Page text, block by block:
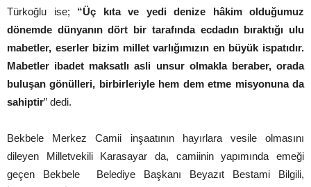
Türkoğlu ise; “Üç kıta ve yedi denize hâkim olduğumuz
dönemde dünyanın dört bir tarafında ecdadın bıraktığı ulu
mabetler, eserler bizim millet varlığımızın en büyük ispatıdır.
Mabetler ibadet maksatlı asli unsur olmakla beraber, orada
buluşan gönülleri, birbirleriyle hem dem etme misyonuna da
sahiptir” dedi.
Bekbele Merkez Camii inşaatının hayırlara vesile olmasını
dileyen Milletvekili Karasayar da, camiinin yapımında emeği
geçen Bekbele Belediye Başkanı Beyazıt Bestami Bilgili,